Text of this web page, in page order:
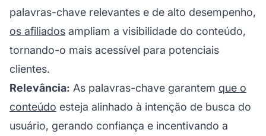
palavras-chave relevantes e de alto desempenho,
os afiliados ampliam a visibilidade do conteúdo,
tornando-o mais acessível para potenciais
clientes.
Relevância: As palavras-chave garantem que o
conteúdo esteja alinhado à intenção de busca do
usuário, gerando confiança e incentivando a